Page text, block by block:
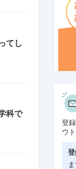
てし
科で
登
ウ
ま